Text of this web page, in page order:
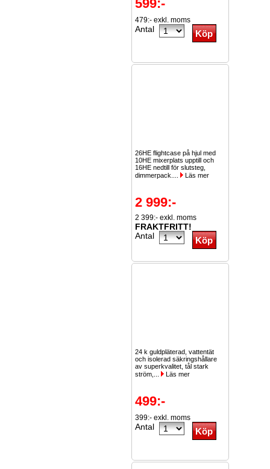
599:-
479:- exkl. moms
Antal
26HE flightcase på hjul med
10HE mixerplats upptill och
16HE nedtill för slutsteg,
dimmerpack....
Läs mer
2 999:-
2 399:- exkl. moms
FRAKTFRITT!
Antal
24 k guldpläterad, vattentät
och isolerad säkringshållare
av superkvalitet, tål stark
ström,...
Läs mer
499:-
399:- exkl. moms
Antal